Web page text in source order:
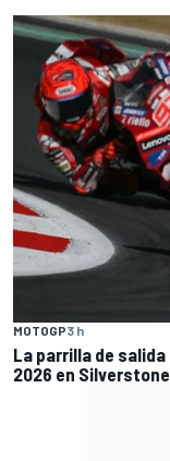
MOTOGP3 h
La parrilla de salida
2026 en Silverstone